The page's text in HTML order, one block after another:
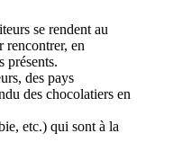
se rendent au
rencontrer, en
présents.
des pays
des chocolatiers en
etc.) qui sont à la